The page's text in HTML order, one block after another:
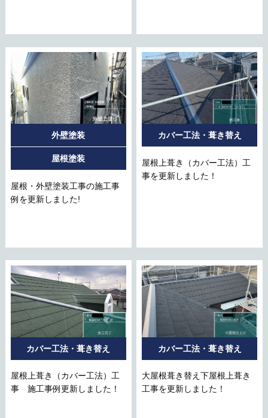
外壁塗装
屋根塗装
屋根・外壁塗装工事の施工事
例を更新しました!
カバー工法・葺き替え
屋根上葺き（カバー工法）工
事を更新しました！
カバー工法・葺き替え
屋根上葺き（カバー工法）工
事 施工事例更新しました！
カバー工法・葺き替え
大屋根葺き替え下屋根上葺き
工事を更新しました！